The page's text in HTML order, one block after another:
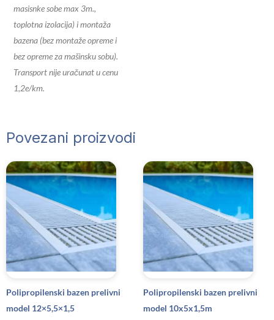
masisnke sobe max 3m.,
toplotna izolacija) i montaža
bazena (bez montaže opreme i
bez opreme za mašinsku sobu).
Transport nije uračunat u cenu
1,2e/km.
Povezani proizvodi
Polipropilenski bazen prelivni
model 12×5,5×1,5
Polipropilenski bazen prelivni
model 10x5x1,5m